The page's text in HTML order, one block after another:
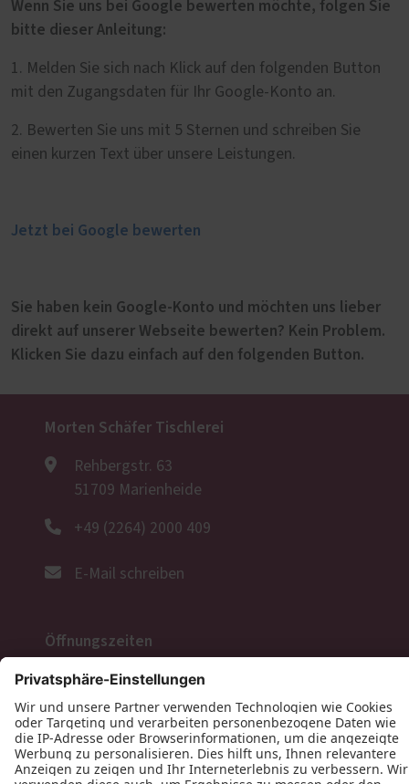
Wenn Sie uns bei Google bewerten möchte, folgen Sie
bitte dieser Anleitung:
1. Melden Sie sich nach Klick auf den folgenden Button
mit den Zugangsdaten für Ihr Google-Konto an.
2. Bewerten Sie uns mit 5 Sternen und schreiben Sie
einen kurzen Text über unsere Leistungen.
Jetzt bei Google bewerten
Sie haben kein Google-Konto und möchten uns lieber
direkt auf unserer Webseite bewerten? Kein Problem.
Klicken Sie dazu einfach auf den folgenden Button.
Morten Schäfer Tischlerei
Rehbergstr. 63
51709 Marienheide
+49 (2264) 2000 409
E-Mail schreiben
Öffnungszeiten
Folgen Sie uns